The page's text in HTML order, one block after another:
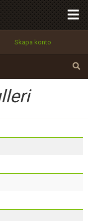
Skapa konto
Tillbaka till förstasidan